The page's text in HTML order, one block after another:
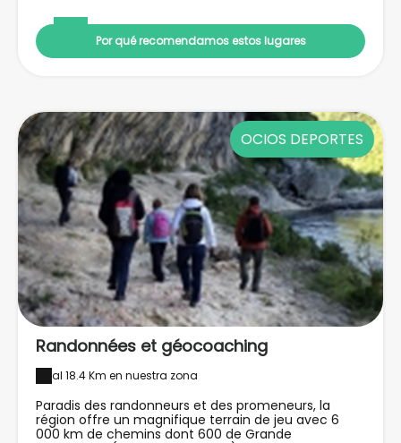
Por qué recomendamos estos lugares
OCIOS DEPORTES
Randonnées et géocoaching
al 18.4 Km en nuestra zona
Paradis des randonneurs et des promeneurs, la
région offre un magnifique terrain de jeu avec 6
000 km de chemins dont 600 de Grande